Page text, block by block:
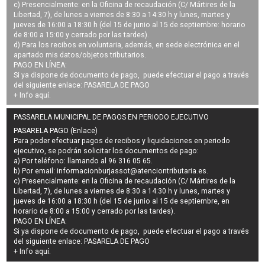
c) Presencialmente: en la Oficina de recaudación (C/ Mártires de la
Libertad, 7), de lunes a viernes de 8:30 a 14:30 h y lunes, martes y
jueves de 16:00 a 18:30 h (del 15 de junio al 15 de septiembre: horario
de 8:00 a 15:00 y cerrado por las tardes).
d) Para los recibos en voluntaria, además, en sede electrónica en el
apartado mis datos/objetos tributarios.
PAGO EN LÍNEA:
Si ya dispone de documento de pago, puede efectuar el pago a través
del siguiente enlace: PASARELA DE PAGO
+ Info aquí.
PASSARELA MUNICIPAL DE PAGOS EN PERIODO EJECUTIVO
PASARELA PAGO (Enlace)
Para poder efectuar pagos derecibos y liquidaciones en periodo
ejecutivo, se podrán solicitar los documentos de pago:
a) Por teléfono: llamando al 96 316 05 65.
b) Por email:informacionburjassot@atenciontributaria.es.
c) Presencialmente: en la Oficina de recaudación (C/ Mártires de la
Libertad, 7), de lunes a viernes de 8:30 a 14:30 h y lunes, martes y
jueves de 16:00 a 18:30 h (del 15 de junio al 15 de septiembre, en
horario de 8:00 a 15:00 y cerrado por las tardes).
PAGO EN LÍNEA:
Si ya dispone de documento de pago, puede efectuar el pago a través
del siguiente enlace: PASARELA DE PAGO
+ Info aquí.